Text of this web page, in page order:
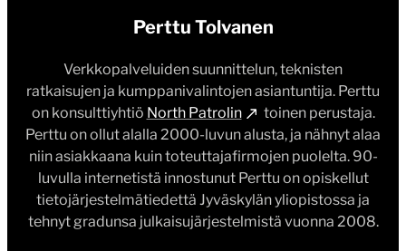
Perttu Tolvanen
Verkkopalveluiden suunnittelun, teknisten
ratkaisujen ja kumppanivalintojen asiantuntija. Perttu
on konsulttiyhtiö North Patrolin
toinen perustaja.
Perttu on ollut alalla 2000-luvun alusta, ja nähnyt alaa
niin asiakkaana kuin toteuttajafirmojen puolelta. 90-
luvulla internetistä innostunut Perttu on opiskellut
tietojärjestelmätiedettä Jyväskylän yliopistossa ja
tehnyt gradunsa julkaisujärjestelmistä vuonna 2008.